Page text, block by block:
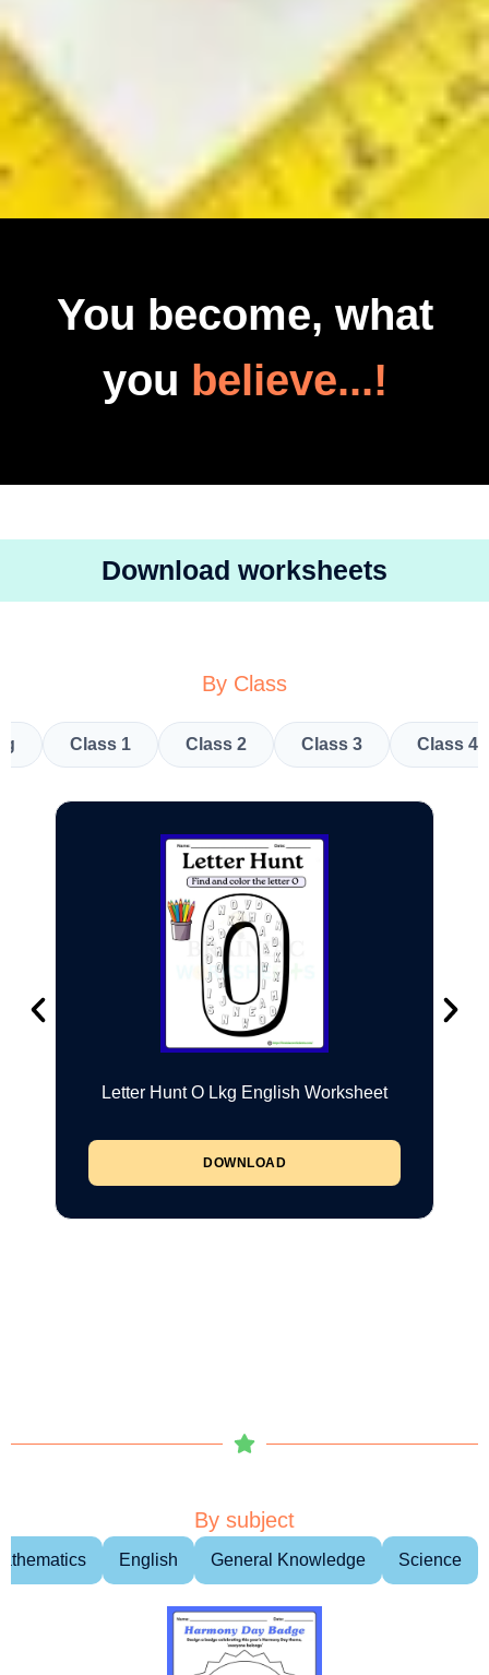
You become, what
you believe...!
Download worksheets
By Class
Class 1 Class 2 Class 3 Class 4
Letter Hunt O Lkg English Worksheet
DOWNLOAD
By subject
English General Knowledge Science